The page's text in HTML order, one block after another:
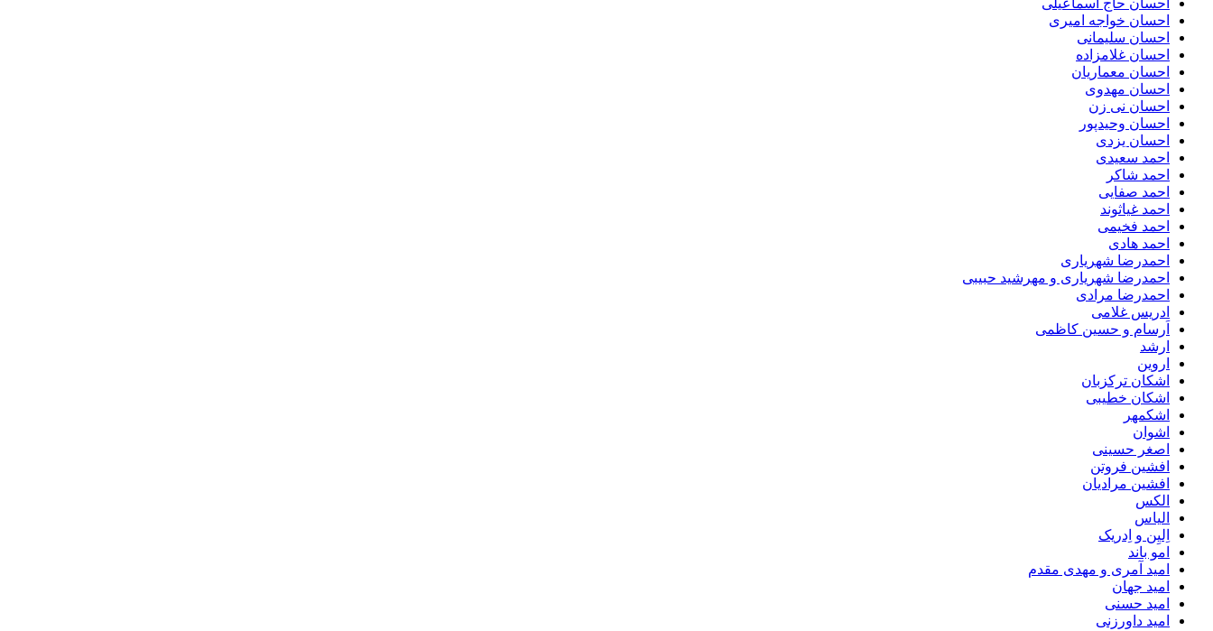
احسان حاج اسماعیلی
احسان خواجه امیری
احسان سلیمانی
احسان غلامزاده
احسان معماریان
احسان مهدوی
احسان نی زن
احسان وحیدپور
احسان یزدی
احمد سعیدی
احمد شاکر
احمد صفایی
احمد غیاثوند
احمد فخیمی
احمد هادی
احمدرضا شهریاری
احمدرضا شهریاری و مهرشید حبیبی
احمدرضا مرادی
ادریس غلامی
اَرسام و حسین کاظمی
ارشد
اروین
اشکان ترکزبان
اشکان خطیبی
اشکمهر
اشوان
اصغر حسینی
افشین فروتن
افشین مرادیان
الکس
الیاس
اِلیِن و اِدریک
امو باند
امید آمری و مهدی مقدم
امید جهان
امید حسنی
امید داورزنی